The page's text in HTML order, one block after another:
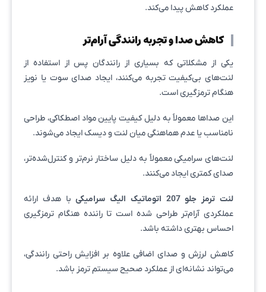
عملکرد کاهش پیدا می‌کند.
کاهش صدا و تجربه رانندگی آرام‌تر
یکی از مشکلاتی که بسیاری از رانندگان پس از استفاده از
لنت‌های بی‌کیفیت تجربه می‌کنند، ایجاد صدای سوت یا نویز
هنگام ترمزگیری است.
این صداها معمولاً به دلیل کیفیت پایین مواد اصطکاکی، طراحی
نامناسب یا عدم هماهنگی میان لنت و دیسک ایجاد می‌شوند.
لنت‌های سرامیکی معمولاً به دلیل ساختار نرم‌تر و کنترل‌شده‌تر،
صدای کمتری ایجاد می‌کنند.
لنت ترمز جلو 207 اتوماتیک الیگ سرامیکی
با هدف ارائه
عملکردی آرام‌تر طراحی شده است تا راننده هنگام ترمزگیری
احساس بهتری داشته باشد.
کاهش لرزش و صدای اضافی علاوه بر افزایش راحتی رانندگی،
می‌تواند نشانه‌ای از عملکرد صحیح سیستم ترمز باشد.